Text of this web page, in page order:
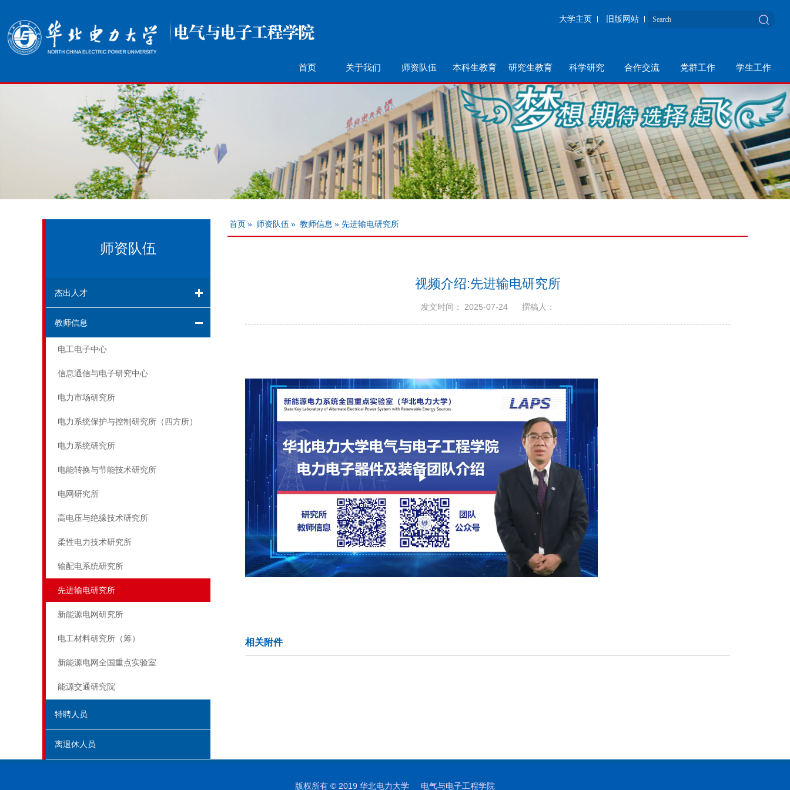
大学主页 旧版网站
首页 关于我们 师资队伍 本科生教育 研究生教育 科学研究 合作交流 党群工作 学生工作
师资队伍
杰出人才
教师信息
电工电子中心
信息通信与电子研究中心
电力市场研究所
电力系统保护与控制研究所（四方所）
电力系统研究所
电能转换与节能技术研究所
电网研究所
高电压与绝缘技术研究所
柔性电力技术研究所
输配电系统研究所
先进输电研究所
新能源电网研究所
电工材料研究所（筹）
新能源电网全国重点实验室
能源交通研究院
特聘人员
离退休人员
首页» 师资队伍 » 教师信息 » 先进输电研究所
视频介绍:先进输电研究所
发文时间： 2025-07-24 撰稿人：
Play
Video
相关附件
版权所有 © 2019 华北电力大学 电气与电子工程学院